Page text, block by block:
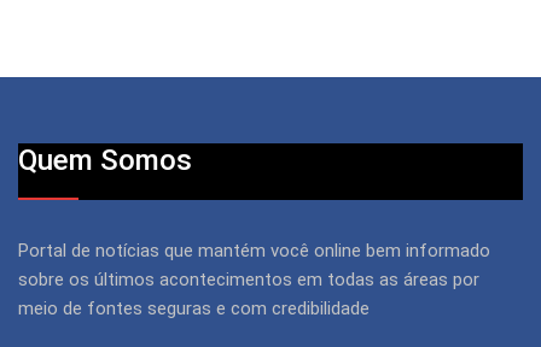
Quem Somos
Portal de notícias que mantém você online bem informado
sobre os últimos acontecimentos em todas as áreas por
meio de fontes seguras e com credibilidade